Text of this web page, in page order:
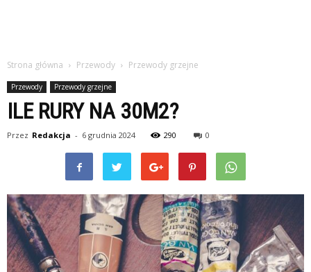
Strona główna Przewody Przewody grzejne
Przewody Przewody grzejne
ILE RURY NA 30M2?
Przez Redakcja - 6 grudnia 2024 290 0